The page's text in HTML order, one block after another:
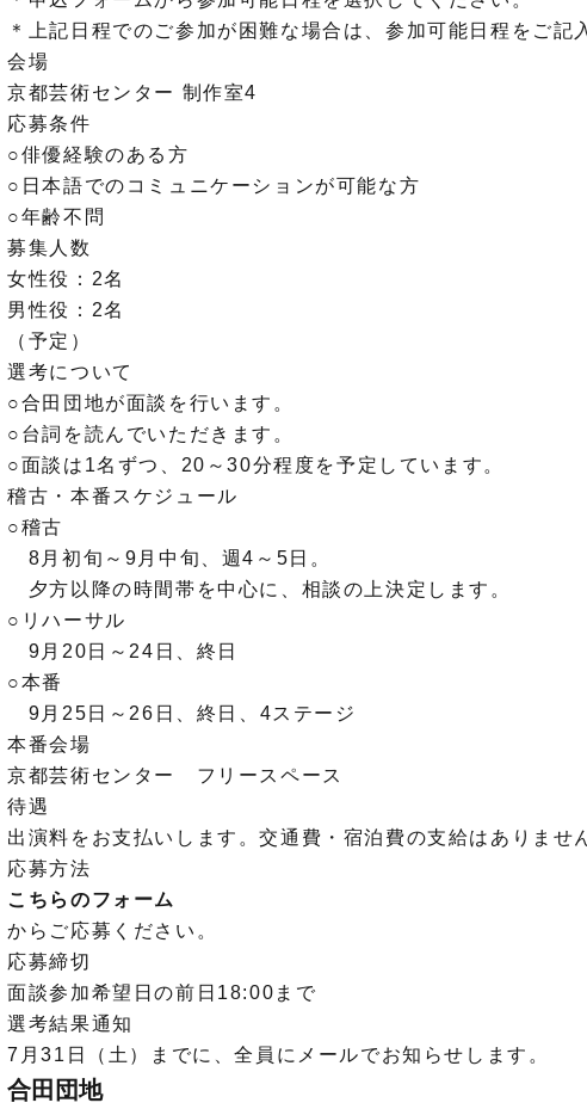
＊上記日程でのご参加が困難な場合は、参加可能日程をご記
会場
京都芸術センター 制作室4
応募条件
○俳優経験のある方
○日本語でのコミュニケーションが可能な方
○年齢不問
募集人数
女性役：2名
男性役：2名
（予定）
選考について
○合田団地が面談を行います。
○台詞を読んでいただきます。
○面談は1名ずつ、20～30分程度を予定しています。
稽古・本番スケジュール
○稽古
8月初旬～9月中旬、週4～5日。
夕方以降の時間帯を中心に、相談の上決定します。
○リハーサル
9月20日～24日、終日
○本番
9月25日～26日、終日、4ステージ
本番会場
京都芸術センター フリースペース
待遇
出演料をお支払いします。交通費・宿泊費の支給はありませ
応募方法
こちらのフォーム
からご応募ください。
応募締切
面談参加希望日の前日18:00まで
選考結果通知
7月31日（土）までに、全員にメールでお知らせします。
合田団地